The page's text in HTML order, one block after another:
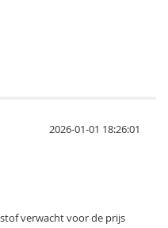
2026-01-01 18:26:01
verwacht voor de prijs